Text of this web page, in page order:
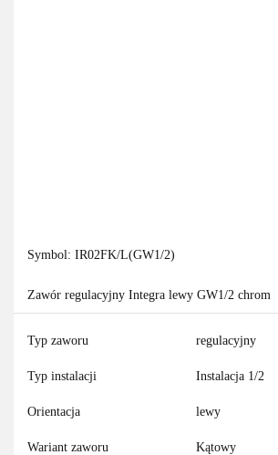
Symbol: IR02FK/L(GW1/2)
Zawór regulacyjny Integra lewy GW1/2 chrom
Typ zaworu regulacyjny
Typ instalacji Instalacja 1/2
Orientacja lewy
Wariant zaworu Kątowy